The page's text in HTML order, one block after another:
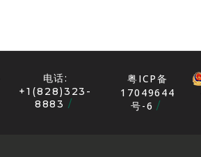
电话:
+1(828)323-
8883
粤ICP备
17049644
号-6